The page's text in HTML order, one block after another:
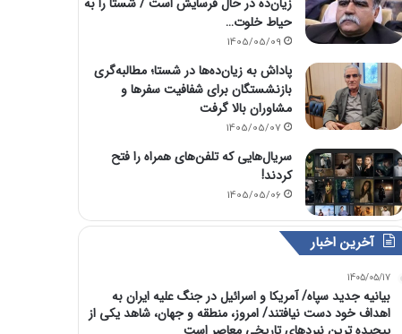
زیان‌ده در حال فرسایش است / شستا را به
حیاط خلوت…
1405/05/09
پاداش به زیان‌ده‌ها در شستا؛ مطالبه‌گری
بازنشستگان برای شفافیت سفرها و
مشاوران بالا گرفت
1405/05/07
سریال‌هایی که تلفن‌های همراه را فتح
کردند!
1405/05/06
آخرین اخبار
1405/05/17
بیانیه جدید سپاه/ آمریکا و اسرائیل در جنگ علیه ایران به
اهداف خود دست نیافتند/ امروز، منطقه و جهان، شاهد یکی از